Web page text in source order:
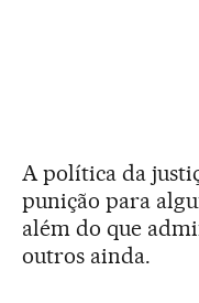
A política da
punição para
além do que
outros ainda.